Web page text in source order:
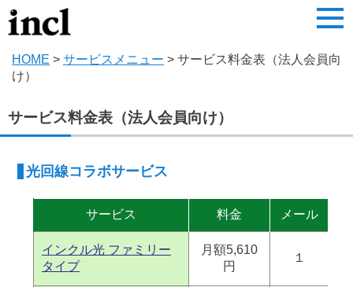
HOME > サービスメニュー > サービス料金表（法人会員向
け）
サービス料金表（法人会員向け）
光回線コラボサービス
サービス 料金 メール
インクル光 ファミリー
タイプ
月額5,610
円
１